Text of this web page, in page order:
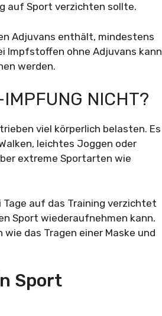
auf Sport verzichten sollte.
Adjuvans enthält, mindestens
Impfstoffen ohne Adjuvans kann
werden.
NICHT?
viel körperlich belasten. Es
leichtes Joggen oder
extreme Sportarten wie
Tage auf das Training verzichtet
Sport wiederaufnehmen kann.
das Tragen einer Maske und
Sport